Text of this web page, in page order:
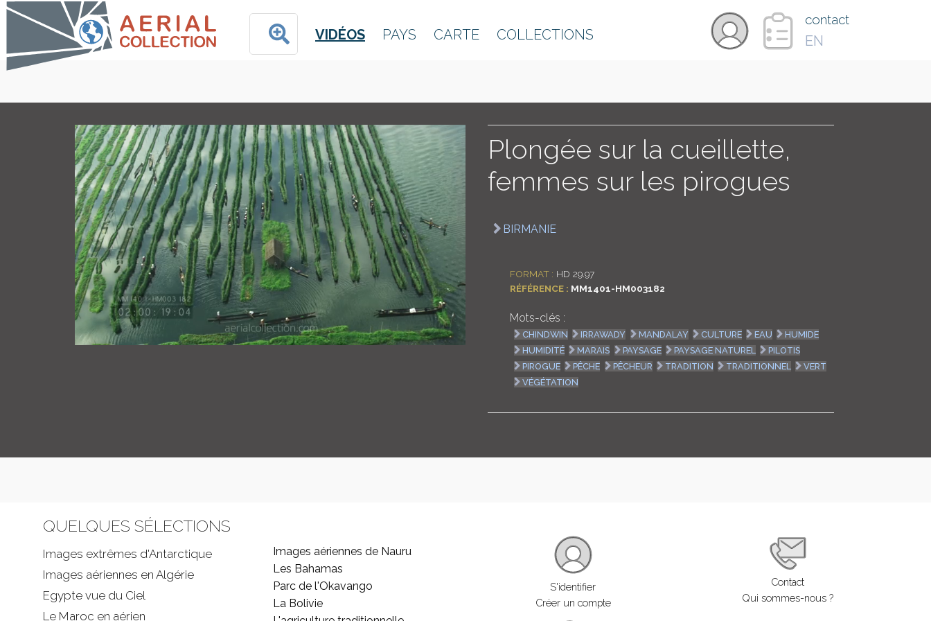
VIDÉOS PAYS CARTE COLLECTIONS
contact
EN
ENGLISH
Plongée sur la cueillette,
femmes sur les pirogues
BIRMANIE
FORMAT : HD 29.97
RÉFÉRENCE : MM1401-HM003182
Mots-clés :
CHINDWIN IRRAWADY MANDALAY CULTURE EAU
HUMIDE
HUMIDITÉ
MARAIS PAYSAGE PAYSAGE NATUREL
PILOTIS
PIROGUE
PÊCHE PÊCHEUR TRADITION TRADITIONNEL
VERT
VÉGÉTATION
QUELQUES SÉLECTIONS
Images extrêmes d'Antarctique
Images aériennes en Algérie
Egypte vue du Ciel
Le Maroc en aérien
Images aériennes de Nauru
Les Bahamas
Parc de l'Okavango
La Bolivie
S'identifier
Créer un compte
Contact
Qui sommes-nous ?